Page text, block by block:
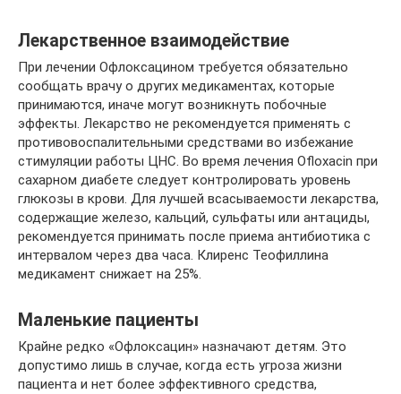
Лекарственное взаимодействие
При лечении Офлоксацином требуется обязательно
сообщать врачу о других медикаментах, которые
принимаются, иначе могут возникнуть побочные
эффекты. Лекарство не рекомендуется применять с
противовоспалительными средствами во избежание
стимуляции работы ЦНС. Во время лечения Ofloxacin при
сахарном диабете следует контролировать уровень
глюкозы в крови. Для лучшей всасываемости лекарства,
содержащие железо, кальций, сульфаты или антациды,
рекомендуется принимать после приема антибиотика с
интервалом через два часа. Клиренс Теофиллина
медикамент снижает на 25%.
Маленькие пациенты
Крайне редко «Офлоксацин» назначают детям. Это
допустимо лишь в случае, когда есть угроза жизни
пациента и нет более эффективного средства,